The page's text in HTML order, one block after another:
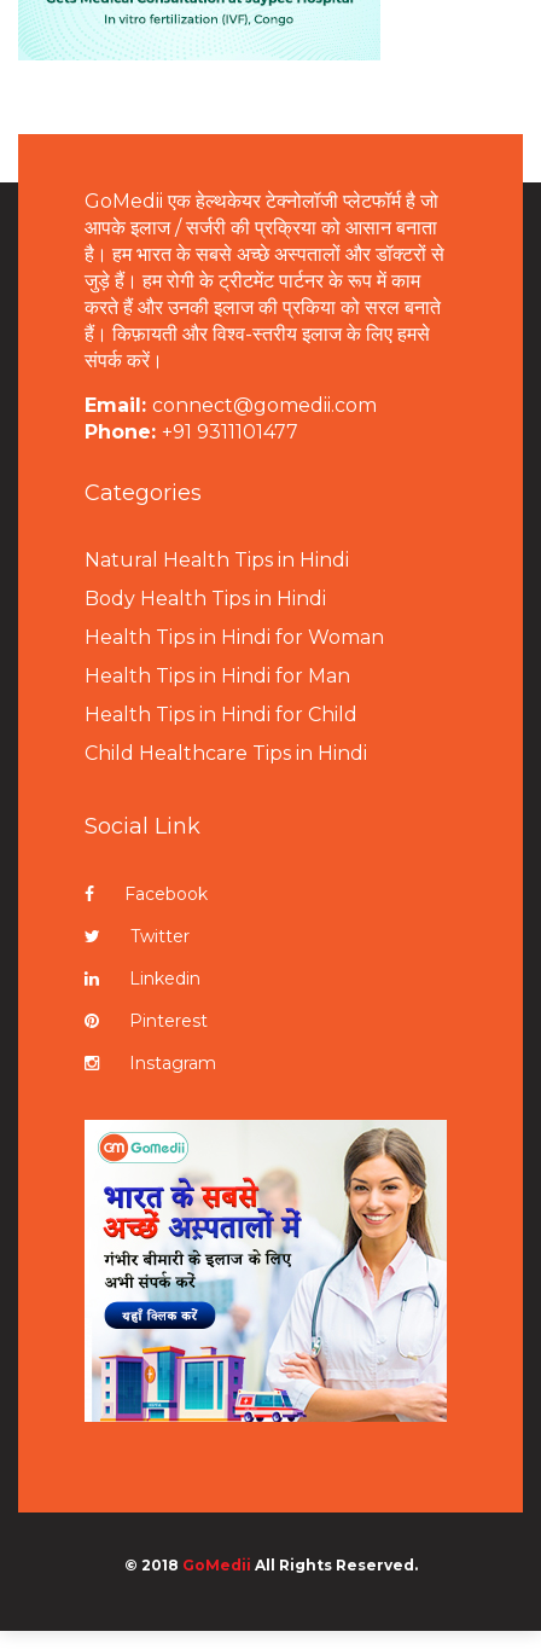
GoMedii एक हेल्थकेयर टेक्नोलॉजी प्लेटफॉर्म है जो
आपके इलाज / सर्जरी की प्रक्रिया को आसान बनाता
है। हम भारत के सबसे अच्छे अस्पतालों और डॉक्टरों से
जुड़े हैं। हम रोगी के ट्रीटमेंट पार्टनर के रूप में काम
करते हैं और उनकी इलाज की प्रकिया को सरल बनाते
हैं। किफ़ायती और विश्व-स्तरीय इलाज के लिए हमसे
संपर्क करें।
Email: connect@gomedii.com
Phone: +91 9311101477
Categories
Natural Health Tips in Hindi
Body Health Tips in Hindi
Health Tips in Hindi for Woman
Health Tips in Hindi for Man
Health Tips in Hindi for Child
Child Healthcare Tips in Hindi
Social Link
Facebook
Twitter
Linkedin
Pinterest
Instagram
© 2018 GoMedii All Rights Reserved.